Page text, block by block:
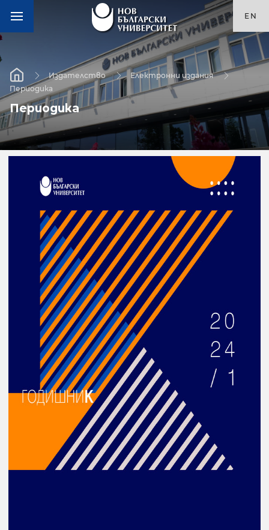
EN
Издателство
Електронни издания
Периодика
Периодика